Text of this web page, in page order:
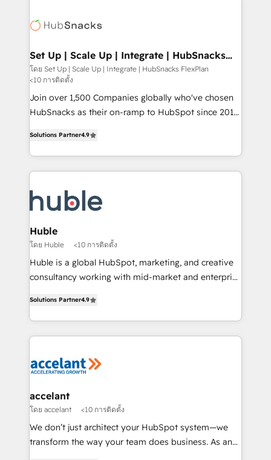
HubSpot COS Performance Award 🏆2014 HubSpot
COS Design Award 🏆2013 HubSpot Marketplace
Partner 📆Founded in 1997
HubSpot development: websites, custom modules,
marketing, advertising, campaigns, content and
design We connect people, data and technology to
improve customer experiences. With our bright
people, exciting ideas and can-do mentality, we
ensure revenue growth on a daily basis. So tell us
team of 100+ experts is ready for you! Driving digital
growth | www.brightdigital.com
Set Up | Scale Up | Integrate | HubSnacks
FlexPlan
โดย Set Up | Scale Up | Integrate | HubSnacks FlexPlan
<10 การติดตั้ง
Join over 1,500 Companies globally who've chosen
HubSnacks as their on-ramp to HubSpot since 2014
1️⃣ Set Up | Onboarding New or Check-fixing existing
HubSpot portals 2️⃣ Scale Up | 100% HubSpot Task
Execution... Global 24/7 ... All Experts 3️⃣ Integrate |
Slash months from your API Integration project... ⬅️
Click "Contact Business" ⬅️ to access 150+ Kickstart
Integration templates that put HubSpot in the center
of your tech stack, syncing... 🛍️ Shopify or
WooCommerce 💲 Stripe or Paypal 💰 Sage or
Netsuite 🤖 Google or Microsoft ✍️ DocuSign or
the rare Advanced "Custom Integrations"
Accreditation, securely sync data across... 🔄 any
new HubSpot portal with Advanced Website and
CRM Migrations using our in-house "HubScrub" Tool.
Solutions Partner4.9
Huble
โดย Huble <10 การติดตั้ง
Huble is a global HubSpot, marketing, and creative
consultancy working with mid-market and enterprise
the strategy, processes, and teams that turn
HubSpot into a genuine growth engine. Named
HubSpot's Global Partner of the Year in 2024,
worldwide, and with over 15 years in the ecosystem,
One company, one operating model, delivering
across offices and consulting teams in the UK, USA,
Canada, Germany, France, Belgium, Singapore, and
South Africa. Certified compliant with ISO/IEC
Solutions Partner4.9
accelant
โดย accelant <10 การติดตั้ง
We don’t just architect your HubSpot system—we
transform the way your team does business. As an